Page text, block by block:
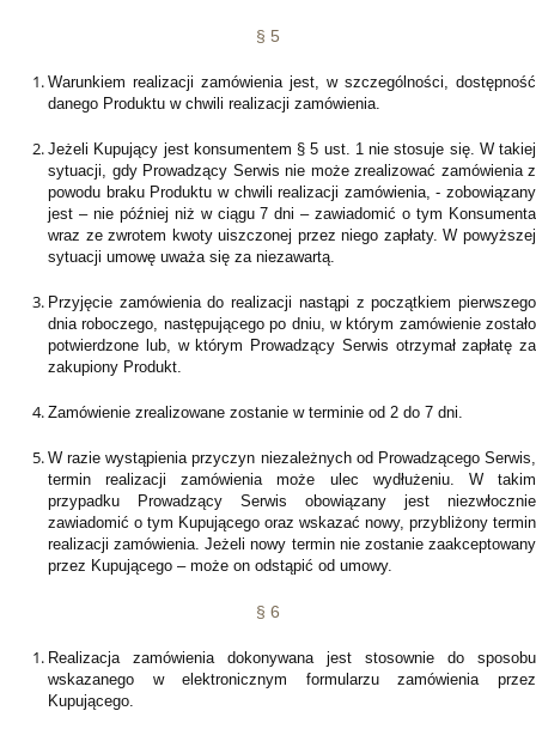
§ 5
Warunkiem realizacji zamówienia jest, w szczególności, dostępność
danego Produktu w chwili realizacji zamówienia.
Jeżeli Kupujący jest konsumentem § 5 ust. 1 nie stosuje się. W takiej
sytuacji, gdy Prowadzący Serwis nie może zrealizować zamówienia z
powodu braku Produktu w chwili realizacji zamówienia, - zobowiązany
jest – nie później niż w ciągu 7 dni – zawiadomić o tym Konsumenta
wraz ze zwrotem kwoty uiszczonej przez niego zapłaty. W powyższej
sytuacji umowę uważa się za niezawartą.
Przyjęcie zamówienia do realizacji nastąpi z początkiem pierwszego
dnia roboczego, następującego po dniu, w którym zamówienie zostało
potwierdzone lub, w którym Prowadzący Serwis otrzymał zapłatę za
zakupiony Produkt.
Zamówienie zrealizowane zostanie w terminie od 2 do 7 dni.
W razie wystąpienia przyczyn niezależnych od Prowadzącego Serwis,
termin realizacji zamówienia może ulec wydłużeniu. W takim
przypadku Prowadzący Serwis obowiązany jest niezwłocznie
zawiadomić o tym Kupującego oraz wskazać nowy, przybliżony termin
realizacji zamówienia. Jeżeli nowy termin nie zostanie zaakceptowany
przez Kupującego – może on odstąpić od umowy.
§ 6
Realizacja zamówienia dokonywana jest stosownie do sposobu
wskazanego w elektronicznym formularzu zamówienia przez
Kupującego.